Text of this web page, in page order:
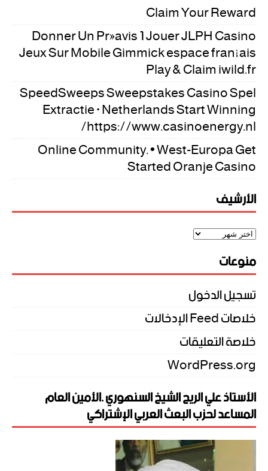
Claim Your Reward
Donner Un Préavis 1 Jouer JLPH Casino
Jeux Sur Mobile Gimmick espace français
Play & Claim iwild.fr
SpeedSweeps Sweepstakes Casino Spel
Extractie · Netherlands Start Winning
https://www.casinoenergy.nl/
Online Community. • West-Europa Get
Started Oranje Casino
الأرشيف
منوعات
تسجيل الدخول
خلاصات Feed الإدخالات
خلاصة التعليقات
WordPress.org
الأستاذ علي الريح الشيخ السنهوري .الأمين العام
المساعد لحزب البعث العربي الإشتراكي